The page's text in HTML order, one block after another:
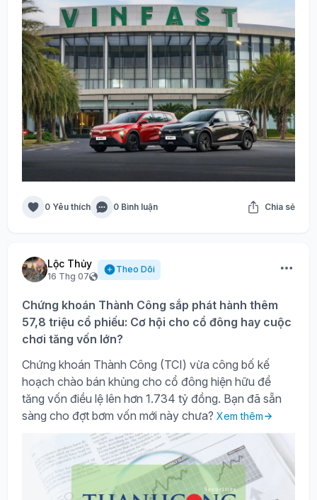
0 Yêu thích 0 Bình luận Chia sẻ
Lộc Thủy
16 Thg 07
Theo Dõi
Chứng khoán Thành Công sắp phát hành thêm
57,8 triệu cổ phiếu: Cơ hội cho cổ đông hay cuộc
chơi tăng vốn lớn?
Chứng khoán Thành Công (TCI) vừa công bố kế
hoạch chào bán khủng cho cổ đông hiện hữu để
tăng vốn điều lệ lên hơn 1.734 tỷ đồng. Bạn đã sẵn
sàng cho đợt bơm vốn mới này chưa? Xem thêm